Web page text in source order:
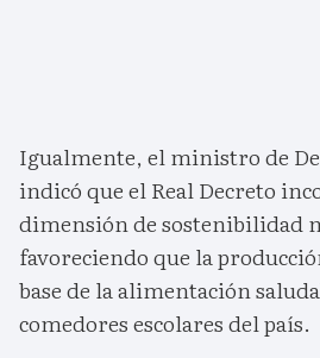
Igualmente, el ministro de
indicó que el Real Decreto
dimensión de sostenibilidad
favoreciendo que la
base de la alimentación
comedores escolares del país.